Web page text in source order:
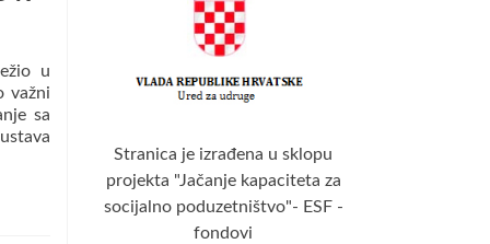
u
važni
sa
Stranica je izrađena u sklopu
projekta "Jačanje kapaciteta za
socijalno poduzetništvo"- ESF -
fondovi